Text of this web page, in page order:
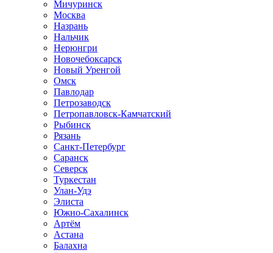
Мичуринск
Москва
Назрань
Нальчик
Нерюнгри
Новочебоксарск
Новый Уренгой
Омск
Павлодар
Петрозаводск
Петропавловск-Камчатский
Рыбинск
Рязань
Санкт-Петербург
Саранск
Северск
Туркестан
Улан-Удэ
Элиста
Южно-Сахалинск
Артём
Астана
Балахна